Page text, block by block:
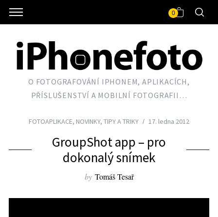
0
O FOTOGRAFOVÁNÍ IPHONEM, APLIKACÍCH,
PŘÍSLUŠENSTVÍ A MOBILNÍ FOTOGRAFII…
FOTOAPLIKACE, NOVINKY, TIPY A TRIKY 17. ledna 2012
GroupShot app – pro
dokonalý snímek
by Tomáš Tesař